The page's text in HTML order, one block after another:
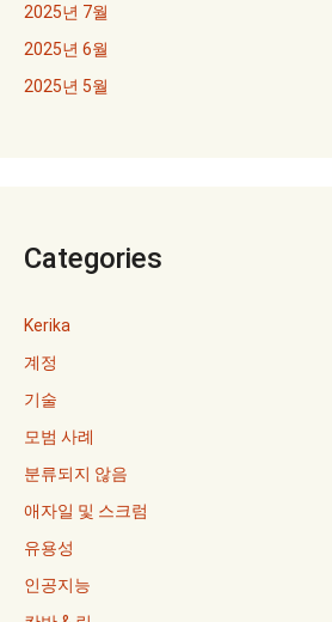
2025년 7월
2025년 6월
2025년 5월
Categories
Kerika
계정
기술
모범 사례
분류되지 않음
애자일 및 스크럼
유용성
인공지능